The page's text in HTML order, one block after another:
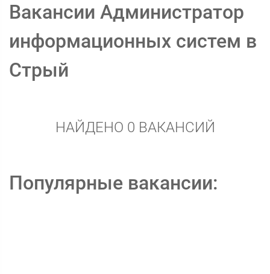
Вакансии Администратор
информационных систем в
Стрый
НАЙДЕНО 0 ВАКАНСИЙ
Популярные вакансии: